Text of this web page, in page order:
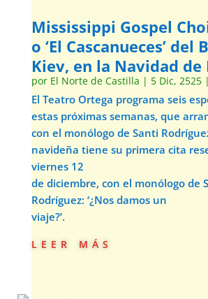
Mississippi Gospel
o ‘El Cascanueces’ del
Kiev, en la Navidad de
por El Norte de Castilla | 5 Dic, 2525|
El Teatro Ortega programa seis
estas próximas semanas, que
con el monólogo de Santi
navideña tiene su primera cita
viernes 12
de diciembre, con el monólogo de
Rodríguez: ‘¿Nos damos un
viaje?’.
leer más